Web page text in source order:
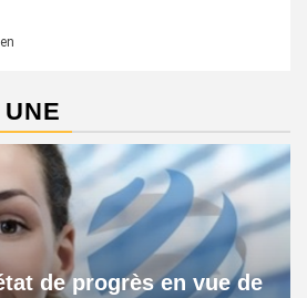
de progrès en vue de